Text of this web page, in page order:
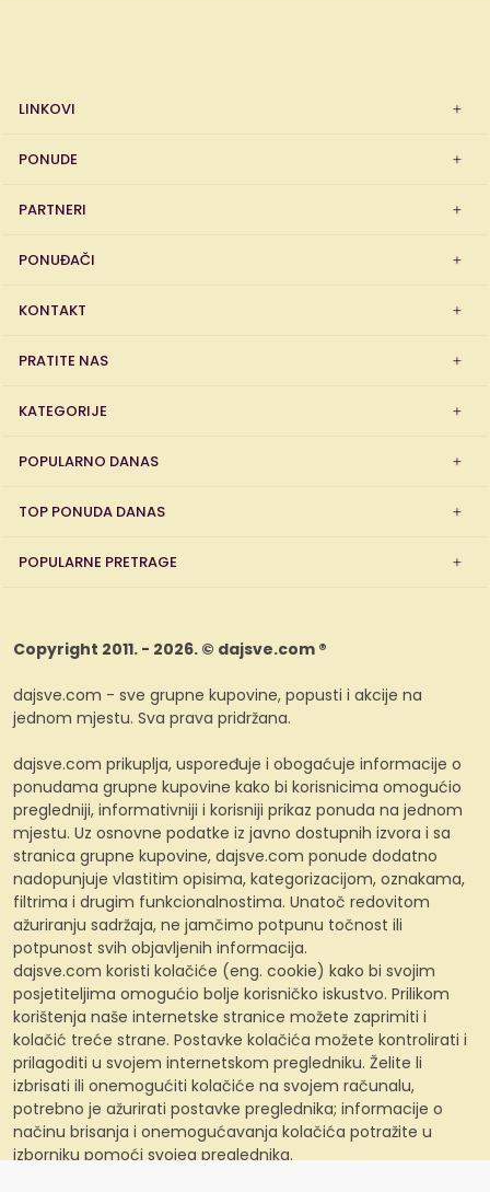
LINKOVI
PONUDE
PARTNERI
PONUĐAČI
KONTAKT
PRATITE NAS
KATEGORIJE
POPULARNO DANAS
TOP PONUDA DANAS
POPULARNE PRETRAGE
Copyright 2011. - 2026. © dajsve.com ®
dajsve.com - sve grupne kupovine, popusti i akcije na
jednom mjestu. Sva prava pridržana.
dajsve.com prikuplja, uspoređuje i obogaćuje informacije o
ponudama grupne kupovine kako bi korisnicima omogućio
pregledniji, informativniji i korisniji prikaz ponuda na jednom
mjestu. Uz osnovne podatke iz javno dostupnih izvora i sa
stranica grupne kupovine, dajsve.com ponude dodatno
nadopunjuje vlastitim opisima, kategorizacijom, oznakama,
filtrima i drugim funkcionalnostima. Unatoč redovitom
ažuriranju sadržaja, ne jamčimo potpunu točnost ili
potpunost svih objavljenih informacija.
dajsve.com koristi kolačiće (eng. cookie) kako bi svojim
posjetiteljima omogućio bolje korisničko iskustvo. Prilikom
korištenja naše internetske stranice možete zaprimiti i
kolačić treće strane. Postavke kolačića možete kontrolirati i
prilagoditi u svojem internetskom pregledniku. Želite li
izbrisati ili onemogućiti kolačiće na svojem računalu,
potrebno je ažurirati postavke preglednika; informacije o
načinu brisanja i onemogućavanja kolačića potražite u
izborniku pomoći svojeg preglednika.